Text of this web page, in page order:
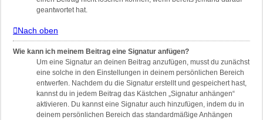
geantwortet hat.
Nach oben
Wie kann ich meinem Beitrag eine Signatur anfügen?
Um eine Signatur an deinen Beitrag anzufügen, musst du zunächst
eine solche in den Einstellungen in deinem persönlichen Bereich
entwerfen. Nachdem du die Signatur erstellt und gespeichert hast,
kannst du in jedem Beitrag das Kästchen „Signatur anhängen“
aktivieren. Du kannst eine Signatur auch hinzufügen, indem du in
deinem persönlichen Bereich das standardmäßige Anhängen